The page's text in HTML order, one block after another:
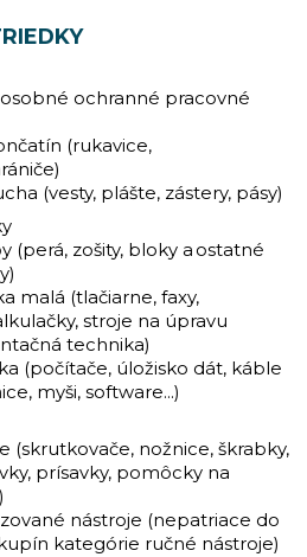
ochranné pracovné
(rukavice,
(vesty, plášte, zástery, pásy)
(perá, zošity, bloky a ostatné
malá (tlačiarne, faxy,
stroje na úpravu
technika)
(počítače, úložisko dát, káble
myši, software...)
(skrutkovače, nožnice, škrabky,
prísavky, pomôcky na
nástroje (nepatriace do
kategórie ručné nástroje)